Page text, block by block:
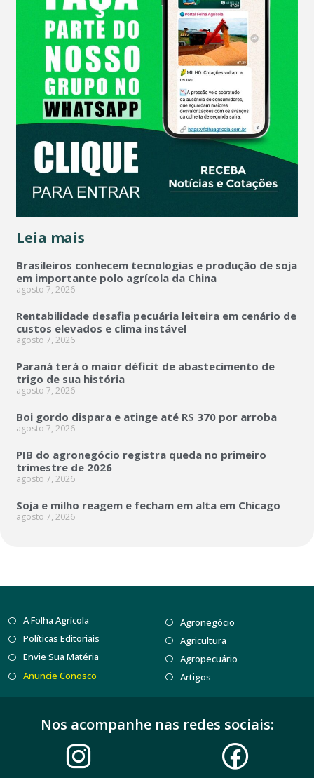
Leia mais
Brasileiros conhecem tecnologias e produção de soja
em importante polo agrícola da China
agosto 7, 2026
Rentabilidade desafia pecuária leiteira em cenário de
custos elevados e clima instável
agosto 7, 2026
Paraná terá o maior déficit de abastecimento de
trigo de sua história
agosto 7, 2026
Boi gordo dispara e atinge até R$ 370 por arroba
agosto 7, 2026
PIB do agronegócio registra queda no primeiro
trimestre de 2026
agosto 7, 2026
Soja e milho reagem e fecham em alta em Chicago
agosto 7, 2026
A Folha Agrícola
Políticas Editoriais
Envie Sua Matéria
Anuncie Conosco
Agronegócio
Agricultura
Agropecuário
Artigos
Nos acompanhe nas redes sociais: